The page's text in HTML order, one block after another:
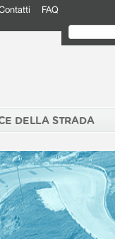
FAQ
DELLA STRADA